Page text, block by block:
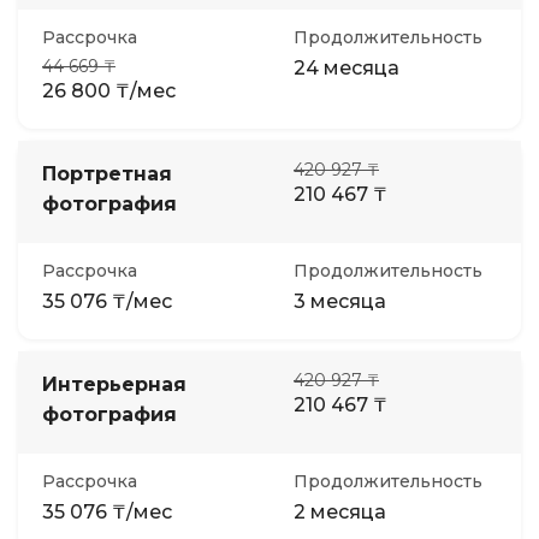
Рассрочка
44 669 ₸
26 800 ₸/мес
Продолжительность
24 месяца
Портретная
фотография
420 927 ₸
210 467 ₸
Рассрочка
35 076 ₸/мес
Продолжительность
3 месяца
Интерьерная
фотография
420 927 ₸
210 467 ₸
Рассрочка
35 076 ₸/мес
Продолжительность
2 месяца